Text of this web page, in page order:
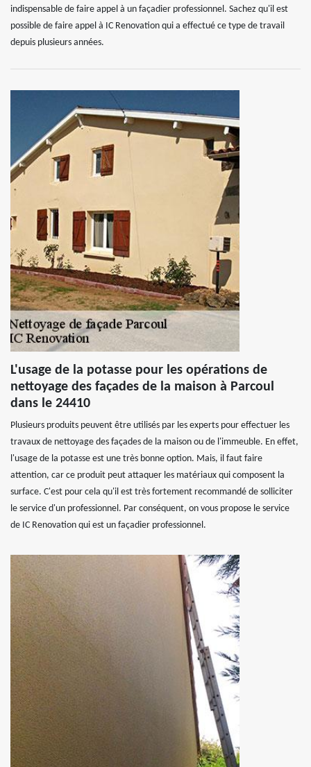
indispensable de faire appel à un façadier professionnel. Sachez qu'il est
possible de faire appel à IC Renovation qui a effectué ce type de travail
depuis plusieurs années.
L'usage de la potasse pour les opérations de
nettoyage des façades de la maison à Parcoul
dans le 24410
Plusieurs produits peuvent être utilisés par les experts pour effectuer les
travaux de nettoyage des façades de la maison ou de l'immeuble. En effet,
l'usage de la potasse est une très bonne option. Mais, il faut faire
attention, car ce produit peut attaquer les matériaux qui composent la
surface. C'est pour cela qu'il est très fortement recommandé de solliciter
le service d'un professionnel. Par conséquent, on vous propose le service
de IC Renovation qui est un façadier professionnel.